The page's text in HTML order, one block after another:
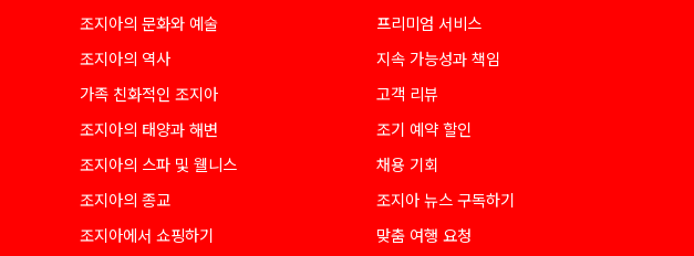
조지아의 문화와 예술
조지아의 역사
가족 친화적인 조지아
조지아의 태양과 해변
조지아의 스파 및 웰니스
조지아의 종교
조지아에서 쇼핑하기
프리미엄 서비스
지속 가능성과 책임
고객 리뷰
조기 예약 할인
채용 기회
조지아 뉴스 구독하기
맞춤 여행 요청